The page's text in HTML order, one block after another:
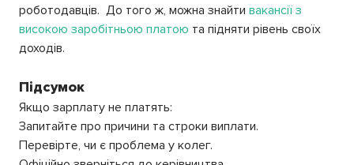
роботодавців. До того ж, можна знайти вакансії з
високою заробітньою платою та підняти рівень своїх
доходів.
Підсумок
Якщо зарплату не платять:
Запитайте про причини та строки виплати.
Перевірте, чи є проблема у колег.